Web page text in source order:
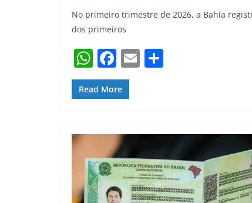
No primeiro trimestre de 2026, a Bahia
dos primeiros
W
h
at
A
p
p
F
a
c
b
o
o
k
E
Read More